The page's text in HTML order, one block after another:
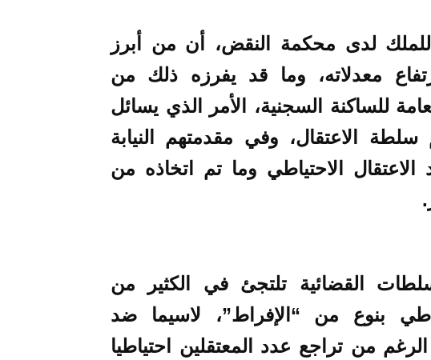
للملك لدى محكمة النقض، أن من أبرز
معدلاته، وما قد يفرزه ذلك من
للساكنة السجنية، الأمر الذي يسائل
سلطة الاعتقال، وفي مقدمتهم النيابة
الاحتياطي وما تم اتخاذه من
القضائية تلتجئ في الكثير من
بنوع من “الإفراط”، لاسيما ضد
من تراجع عدد المعتقلين احتياطيا